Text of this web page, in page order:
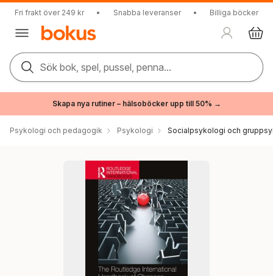
Fri frakt över 249 kr • Snabba leveranser • Billiga böcker
Sök bok, spel, pussel, penna...
Skapa nya rutiner – hälsoböcker upp till 50% →
Psykologi och pedagogik Psykologi Socialpsykologi och